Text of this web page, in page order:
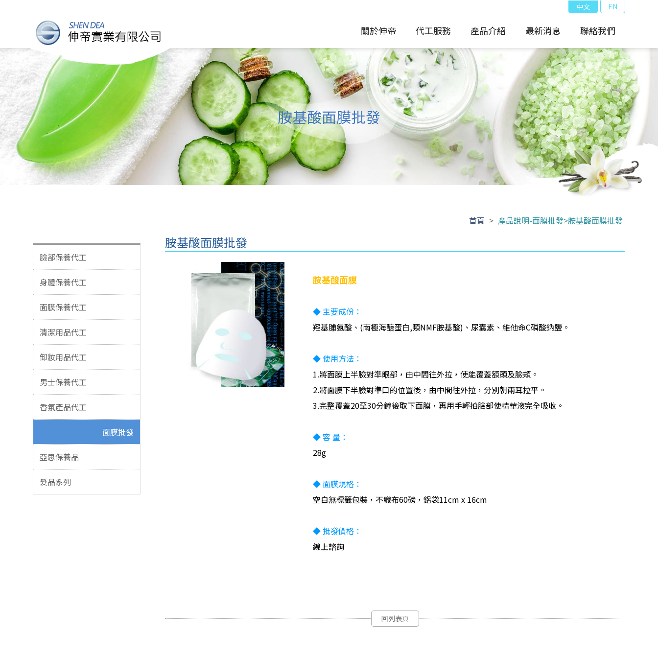
中文 EN
關於伸帝 代工服務 產品介紹 最新消息 聯絡我們
胺基酸面膜批發
首頁 > 產品說明-面膜批發>胺基酸面膜批發
臉部保養代工
身體保養代工
面膜保養代工
清潔用品代工
卸妝用品代工
男士保養代工
香氛產品代工
面膜批發
亞思保養品
髮品系列
胺基酸面膜批發
胺基酸面膜
◆ 主要成份：
羥基脯氨酸、(南極海醣蛋白,類NMF胺基酸)、尿囊素、維他命C磷酸鈉鹽。
◆ 使用方法：
1.將面膜上半臉對準眼部，由中間往外拉，使能覆蓋額頭及臉頰。
2.將面膜下半臉對準口的位置後，由中間往外拉，分別朝兩耳拉平。
3.完整覆蓋20至30分鐘後取下面膜，再用手輕拍臉部使精華液完全吸收。
◆ 容 量：
28g
◆ 面膜規格：
空白無標籤包裝，不織布60磅，鋁袋11cm x 16cm
◆ 批發價格：
線上諮詢
回列表頁